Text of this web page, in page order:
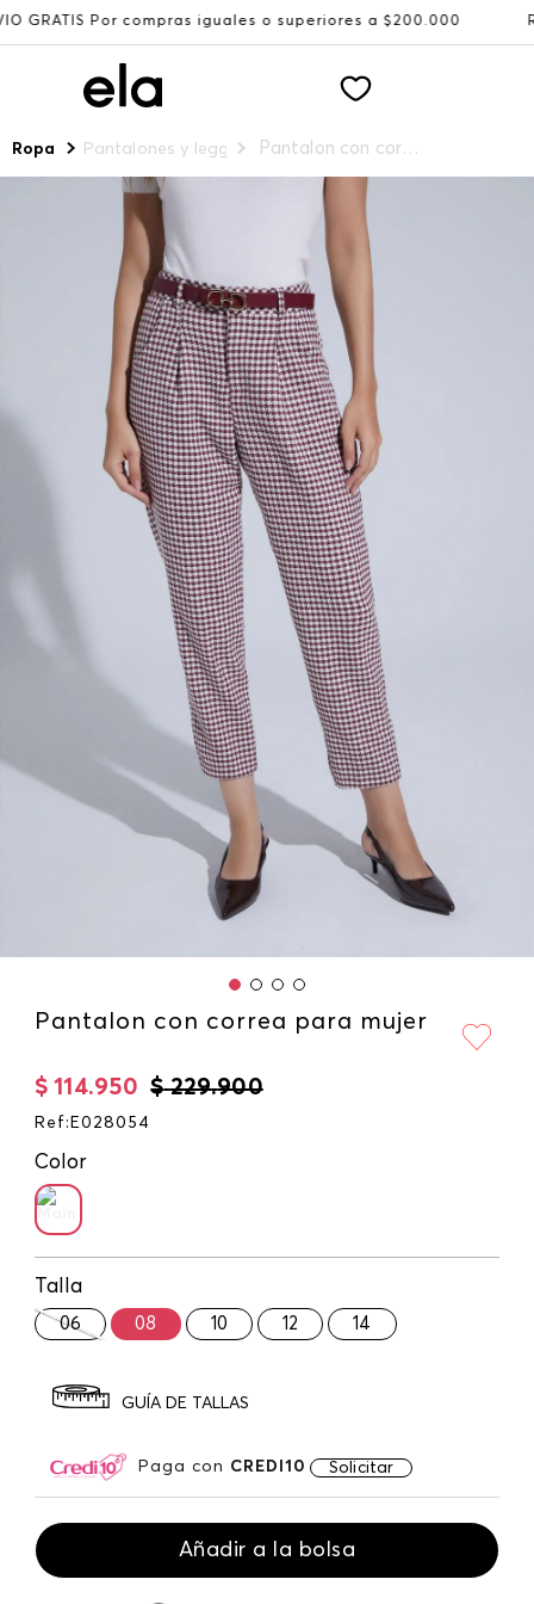
iguales o superiores a $200.000 Recibe: 15%OFF
Ropa Pantalones y leggings Pantalon con correa para mujer
Pantalon con correa para mujer
$ 229.900
$ 114.950
Ref : E028054
Color
Talla
06 08 10 12 14
GUÍA DE TALLAS
Paga con CREDI10 Solicitar
Añadir a la bolsa